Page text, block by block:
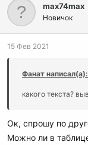
max74max
Новичок
15 Фев 2021
Фанат написал(а):
какого текста?
Ок, спрошу по
Можно ли в